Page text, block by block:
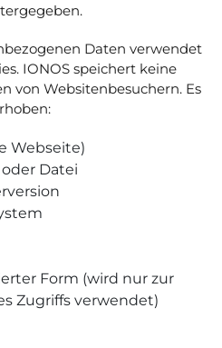
Daten verwendet
IONOS speichert keine
von Websitenbesuchern. Es
Webseite)
Datei
Form (wird nur zur
Zugriffs verwendet)